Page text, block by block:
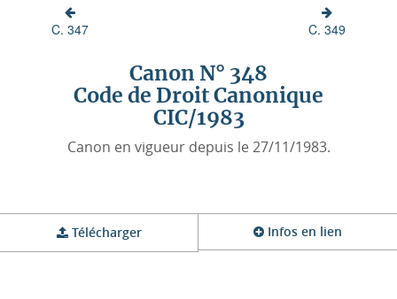
Ressources
C. 347 C. 349
Canon N° 348
Code de Droit Canonique
CIC/1983
Canon en vigueur depuis le 27/11/1983.
Télécharger Infos en lien